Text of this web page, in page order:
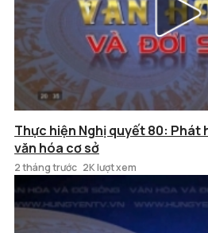
Thực hiện Nghị quyết 80: Phát
văn hóa cơ sở
2 tháng trước 2K lượt xem